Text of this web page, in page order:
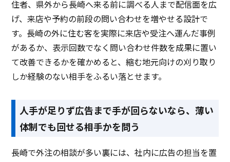
住者、県外から長崎へ来る前に調べる人まで配信面を広
げ、来店や予約の前段の問い合わせを増やせる設計で
す。長崎の外に住む客を実際に来店や受注へ運んだ事例
があるか、表示回数でなく問い合わせ件数を成果に置い
て改善できるかを確かめると、縮む地元向けの刈り取り
しか経験のない相手をふるい落とせます。
人手が足りず広告まで手が回らないなら、薄い
体制でも回せる相手かを問う
長崎で外注の相談が多い裏には、社内に広告の担当を置